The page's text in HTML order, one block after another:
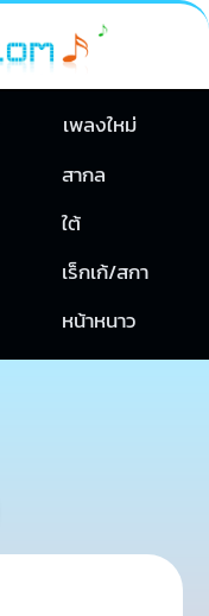
เพลงใหม่
สากล
ใต้
เร็กเก้/สกา
หน้าหนาว